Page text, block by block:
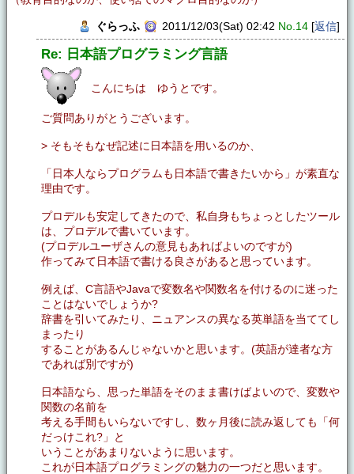
ぐらっふ 2011/12/03(Sat) 02:42 No.14 [返信]
Re: 日本語プログラミング言語
こんにちは ゆうとです。
ご質問ありがとうございます。
> そもそもなぜ記述に日本語を用いるのか、
「日本人ならプログラムも日本語で書きたいから」が素直な
理由です。
プロデルも安定してきたので、私自身もちょっとしたツール
は、プロデルで書いています。
(プロデルユーザさんの意見もあればよいのですが)
作ってみて日本語で書ける良さがあると思っています。
例えば、C言語やJavaで変数名や関数名を付けるのに迷った
ことはないでしょうか?
辞書を引いてみたり、ニュアンスの異なる英単語を当ててし
まったり
することがあるんじゃないかと思います。(英語が達者な方
であれば別ですが)
日本語なら、思った単語をそのまま書けばよいので、変数や
関数の名前を
考える手間もいらないですし、数ヶ月後に読み返しても「何
だっけこれ?」と
いうことがあまりないように思います。
これが日本語プログラミングの魅力の一つだと思います。